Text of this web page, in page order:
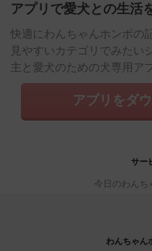
アプリで愛犬との生活
快適にわんちゃんホンポの
見やすいカテゴリでみたい
主と愛犬のための犬専用ア
アプリをダ
サー
今日のわんち
わんちゃん